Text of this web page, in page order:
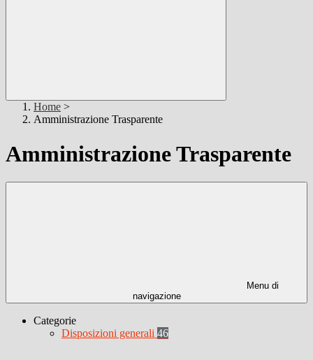
Home >
Amministrazione Trasparente
Amministrazione Trasparente
Menu di
navigazione
Categorie
Disposizioni generali 46